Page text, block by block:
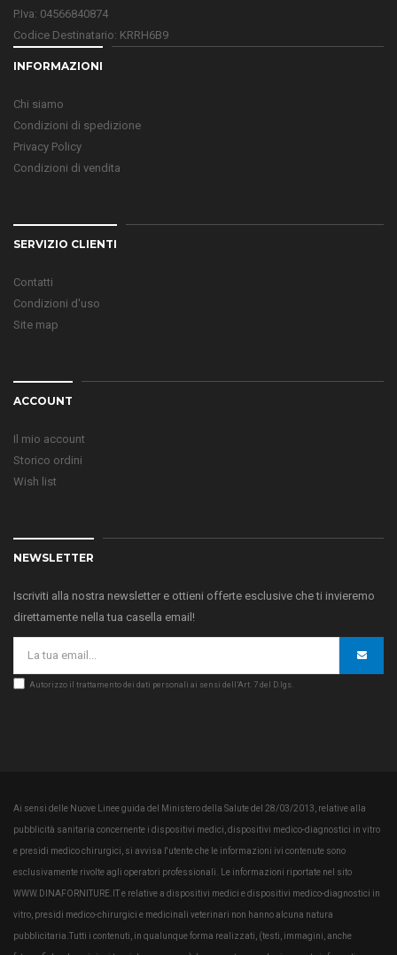
P.Iva: 04566840874
Codice Destinatario: KRRH6B9
INFORMAZIONI
Chi siamo
Condizioni di spedizione
Privacy Policy
Condizioni di vendita
SERVIZIO CLIENTI
Contatti
Condizioni d'uso
Site map
ACCOUNT
Il mio account
Storico ordini
Wish list
NEWSLETTER
Iscriviti alla nostra newsletter e ottieni offerte esclusive che ti invieremo
direttamente nella tua casella email!
Autorizzo il trattamento dei dati personali ai sensi dell’Art. 7 del D.lgs.
Ai sensi delle Nuove Linee guida del Ministero della Salute del 28/03/2013, relative alla
pubblicità sanitaria concernente i dispositivi medici, dispositivi medico-diagnostici in vitro
e presidi medico chirurgici, si avvisa l'utente che le informazioni ivi contenute sono
esclusivamente rivolte agli operatori professionali. Le informazioni riportate nel sito
WWW.DINAFORNITURE.IT e relative a dispositivi medici e dispositivi medico-diagnostici in
vitro, presidi medico-chirurgici e medicinali veterinari non hanno alcuna natura
pubblicitaria.Tutti i contenuti, in qualunque forma realizzati, (testi, immagini, anche